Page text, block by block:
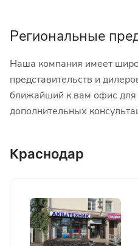
Региональные
Наша компания имеет
представительств и
ближайший к вам офис для
дополнительных
Краснодар